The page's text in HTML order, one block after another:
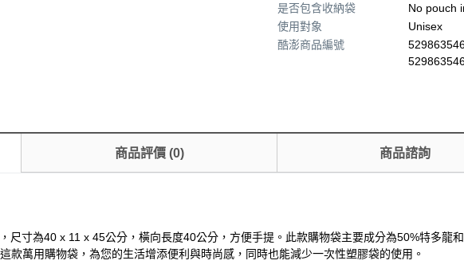
是否包含收納袋
No pouch
使用對象
Unisex
酷澎商品編號
商品評價(0) 商品諮詢
尺寸為40 x 11 x 45公分，橫向長度40公分，方便手提。此款購物袋主要成分為50%特多龍
款萬用購物袋，為您的生活增添便利與時尚感，同時也能減少一次性塑膠袋的使用。